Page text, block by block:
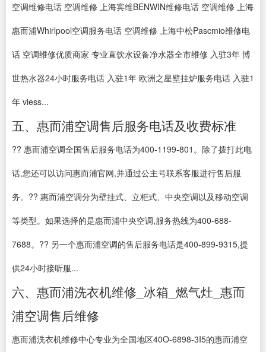
空调维修电话 空调维修 上海宾维BENWIN维修电话 空调维修 上海
惠而浦Whirlpool空调服务电话 空调维修 上海中松Pascmio维修电
话 空调维修优质商家 专业直饮水设备净水器全市维修 入驻3年 博
世热水器24小时服务电话 入驻1年 欧洲之星壁挂炉服务电话 入驻1
年 viess...
五、惠而浦空调售后服务电话及收费标准
?? 惠而浦空调全国售后服务电话为400-1199-801。除了拨打此电
话,您还可以访问惠而浦官网,并通过公主号联系客服进行售后服
务。?? 惠而浦空调分为壁挂式、立柜式、中央空调以及移动空调
等类型。如果选择的是惠而浦中央空调,服务热线为400-688-
7688。?? 另一个惠而浦空调的售后服务电话是400-899-9315,提
供24小时接听服...
六、惠而浦洗衣机维修_冰箱_燃气灶_惠而
浦空调售后维修
惠而浦洗衣机维修中心专业为全国地区40O-6898-3I5的惠而浦空